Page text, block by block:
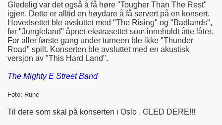
Gledelig var det også å få høre "Tougher Than The Rest"
igjen. Dette er alltid en høydare å få servert på en konsert.
Hovedsettet ble avsluttet med "The Rising" og "Badlands",
før "Jungleland" åpnet ekstrasettet som inneholdt åtte låter.
For aller første gang under turneen ble ikke "Thunder
Road" spilt. Konserten ble avsluttet med en akustisk
versjon av "This Hard Land".
The Mighty E Street Band
Foto: Rune
Til dere som skal på konserten i Oslo . GLED DERE!!!